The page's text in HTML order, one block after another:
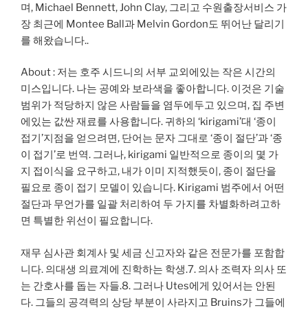
며, Michael Bennett, John Clay, 그리고 수원출장서비스 가
장 최근에 Montee Ball과 Melvin Gordon도 뛰어난 달리기
를 해왔습니다..
About : 저는 호주 시드니의 서부 교외에있는 작은 시간의
미스입니다. 나는 공예와 보라색을 좋아합니다. 이것은 기술
범위가 적당하지 않은 사람들을 염두에두고 있으며, 집 주변
에있는 값싼 재료를 사용합니다. 귀하의 ‘kirigami’대 ‘종이
접기’지점을 얻으려면, 단어는 문자 그대로 ‘종이 절단’과 ‘종
이 접기’로 번역. 그러나, kirigami 일반적으로 종이의 몇 가
지 접이식을 요구하고, 내가 이미 지적했듯이, 종이 절단을
필요로 종이 접기 모델이 있습니다. Kirigami 범주에서 어떤
절단과 무언가를 일괄 처리하여 두 가지를 차별화하려고하
면 특별한 위선이 필요합니다.
재무 심사관 회계사 및 세금 신고자와 같은 전문가를 포함합
니다. 의대생 의료계에 진학하는 학생.7. 의사 조력자 의사 또
는 간호사를 돕는 자들.8. 그러나 Utes에게 있어서는 안된
다. 그들의 공격력의 상당 부분이 사라지고 Bruins가 그들에